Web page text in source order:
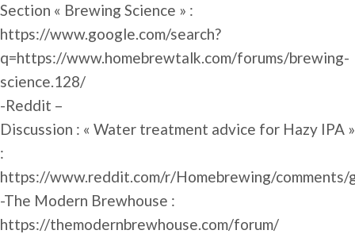
Section « Brewing Science » :
https://www.google.com/search?
q=https://www.homebrewtalk.com/forums/brewing-
science.128/
-Reddit –
Discussion : « Water treatment advice for Hazy IPA »
:
https://www.reddit.com/r/Homebrewing/
-The Modern Brewhouse :
https://themodernbrewhouse.com/forum/